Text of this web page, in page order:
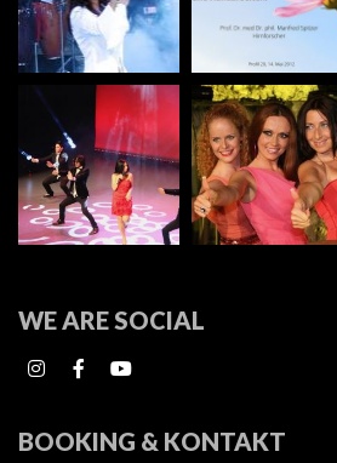
WE ARE SOCIAL
BOOKING & KONTAKT⠀ ⠀ ⠀